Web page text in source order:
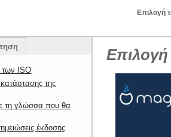
Επιλογή
των ISO
της
τη γλώσσα που θα
έκδοσης